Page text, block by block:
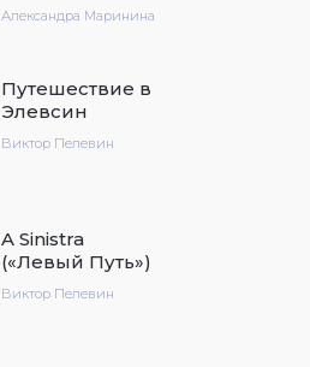
Александра Маринина
Путешествие в
Элевсин
Виктор Пелевин
A Sinistra
(«Левый Путь»)
Виктор Пелевин